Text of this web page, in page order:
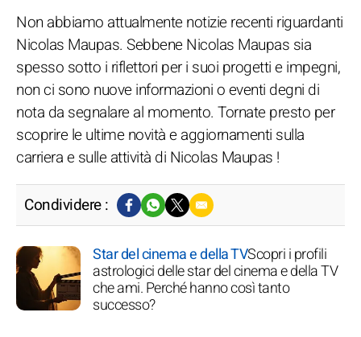
Non abbiamo attualmente notizie recenti riguardanti
Nicolas Maupas. Sebbene Nicolas Maupas sia
spesso sotto i riflettori per i suoi progetti e impegni,
non ci sono nuove informazioni o eventi degni di
nota da segnalare al momento. Tornate presto per
scoprire le ultime novità e aggiornamenti sulla
carriera e sulle attività di Nicolas Maupas !
Condividere :
Star del cinema e della TVScopri i profili
astrologici delle star del cinema e della TV
che ami. Perché hanno così tanto
successo?